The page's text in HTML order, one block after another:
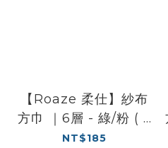
【Roaze 柔仕】紗布
方巾 ｜6層 - 綠/粉 ( 2
色1組 -30 x 30cm )
NT$185